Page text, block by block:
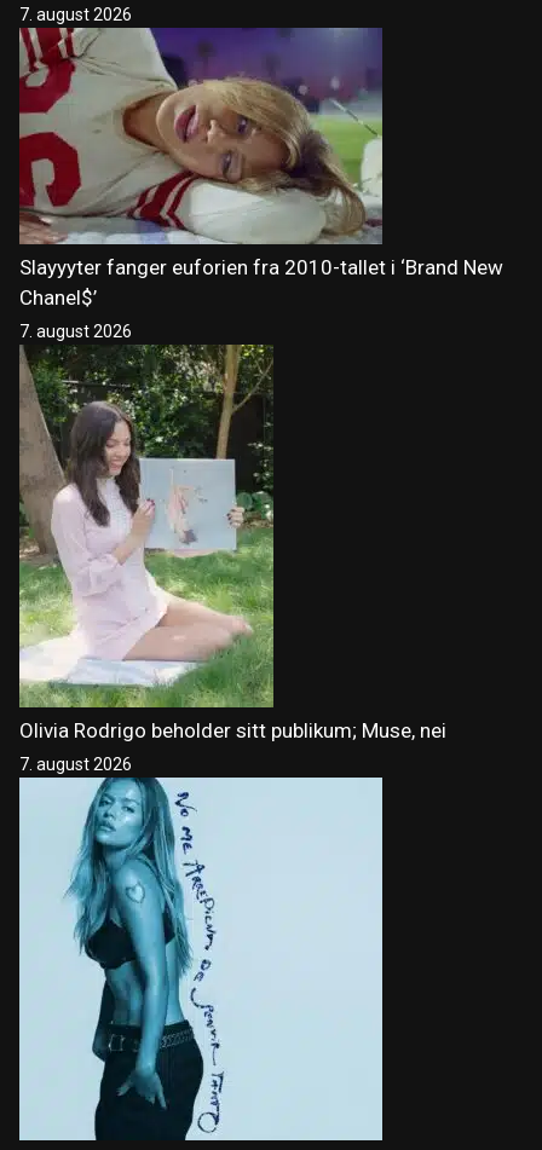
7. august 2026
Slayyyter fanger euforien fra 2010-tallet i ‘Brand New
Chanel$’
7. august 2026
Olivia Rodrigo beholder sitt publikum; Muse, nei
7. august 2026